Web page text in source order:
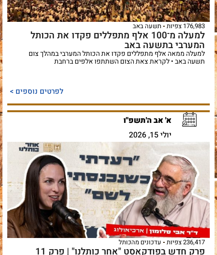
176,983 צפיות תשעה באב
למעלה מ־100 אלף מתפללים פקדו את הכותל
המערבי בתשעה באב
למעלה ממאה אלף מתפללים פקדו את הכותל המערבי במהלך צום
תשעה באב • לקראת צאת הצום השתתפו אלפים ברחבת
לפרטים נוספים >
א' אב ה'תשפ"ו
יולי 15, 2026
236,417 צפיות עדכונים מהכותל
פרק חדש בפודקאסט "אחר כותלנו" | פרק 11